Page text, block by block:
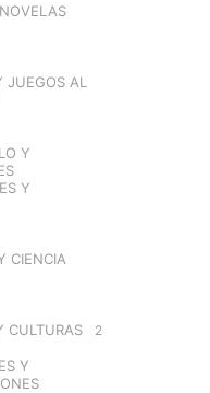
JUEGOS AL
Y
Y
CIENCIA
CULTURAS 2
Y